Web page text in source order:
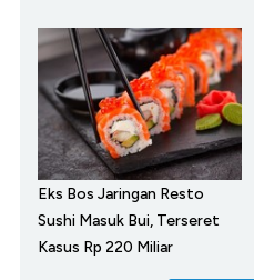
Eks Bos Jaringan Resto
Sushi Masuk Bui, Terseret
Kasus Rp 220 Miliar